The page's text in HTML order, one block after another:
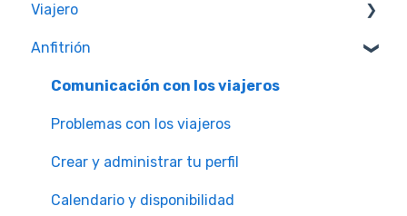
Viajero
Calidad y Seguridad de las Experiencias
Membresías Worldpackers
Preguntas Más Frecuentes
Dudas sobre Pagos
Plan Worldpackers Academy
Anfitrión
Comunicación con los viajeros
Problemas con los viajeros
Crear y administrar tu perfil
Calendario y disponibilidad